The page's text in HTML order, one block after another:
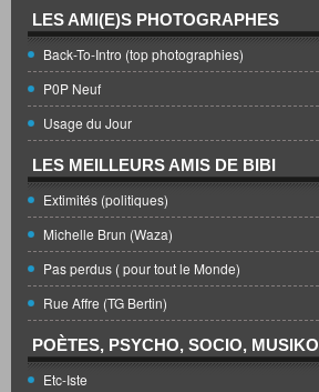
LES AMI(E)S PHOTOGRAPHES
Back-To-Intro (top photographies)
P0P Neuf
Usage du Jour
LES MEILLEURS AMIS DE BIBI
Extimités (politiques)
Michelle Brun (Waza)
Pas perdus ( pour tout le Monde)
Rue Affre (TG Bertin)
POÈTES, PSYCHO, SOCIO, MUSIKO
Etc-Iste